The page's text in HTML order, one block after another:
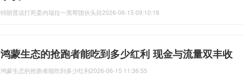
特朗普说打死委内瑞拉一黑帮团伙头目2026-06-15 09:10:18
鸿蒙生态的抢跑者能吃到多少红利 现金与流量双丰收
鸿蒙生态的抢跑者能吃到多少红利2026-06-15 11:36:55